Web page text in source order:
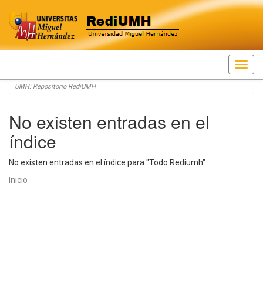
Skip
navigation
UMH: Repositorio RediUMH
No existen entradas en el
índice
No existen entradas en el índice para "Todo Rediumh".
Inicio